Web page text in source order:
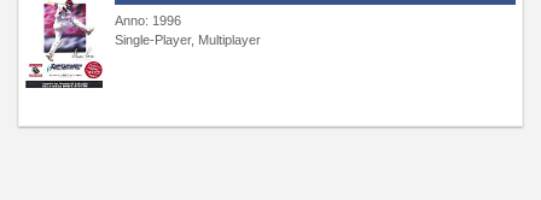
Anno: 1996
Single-Player, Multiplayer